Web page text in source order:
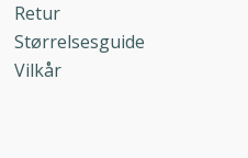
Retur
Størrelsesguide
Vilkår